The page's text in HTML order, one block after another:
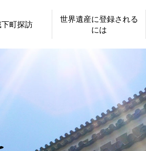
町探訪
世界遺産に登録される
には